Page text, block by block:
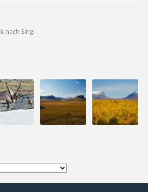
nach Singi